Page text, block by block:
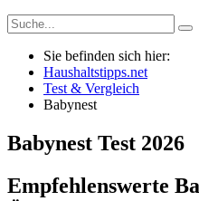
Sie befinden sich hier:
Haushaltstipps.net
Test & Vergleich
Babynest
Babynest Test 2026
Empfehlenswerte